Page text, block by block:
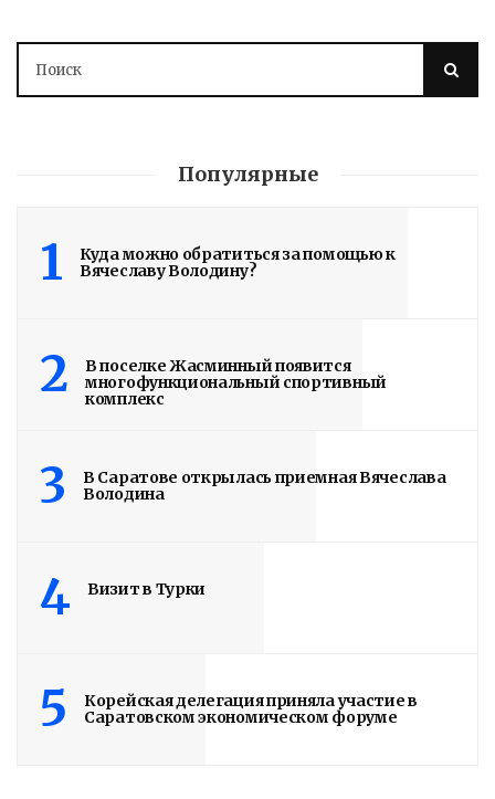
Популярные
1
Куда можно обратиться за помощью к
Вячеславу Володину?
2
В поселке Жасминный появится
многофункциональный спортивный
комплекс
3
В Саратове открылась приемная Вячеслава
Володина
4 Визит в Турки
5
Корейская делегация приняла участие в
Саратовском экономическом форуме
Володин о СПАСЕНИИ
радиоэлектроники
им. Яблочкова СГУ
Здание построено в 1900 году